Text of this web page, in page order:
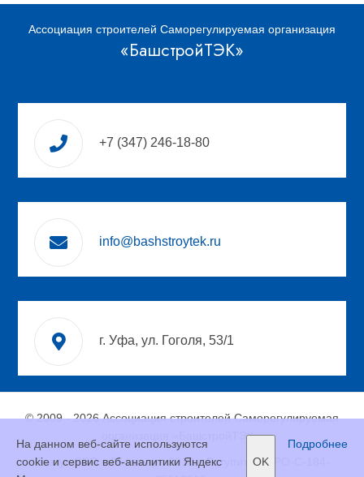
Ассоциация строителей Саморегулируемая организация
«БашстройТЭК»
+7 (347) 246-18-80
info@bashstroytek.ru
г. Уфа, ул. Гоголя, 53/1
© 2009 - 2026 Ассоциация строителей Саморегулируемая
организация «БашстройТЭК».
Статус СРО с 25 января 2010 г. Вступить в СРО-С-184-
На данном веб-сайте используются
cookie и сервис веб-аналитики Яндекс
OK
Подробнее